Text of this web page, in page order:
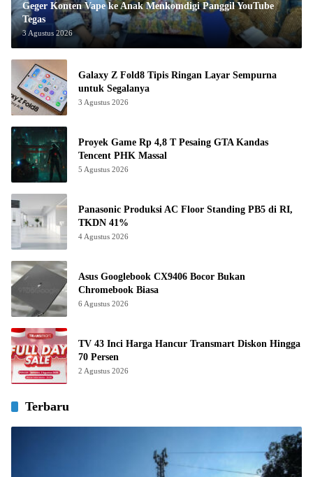
Geger Konten Vape ke Anak Menkomdigi Panggil YouTube
Tegas
3 Agustus 2026
Galaxy Z Fold8 Tipis Ringan Layar Sempurna
untuk Segalanya
3 Agustus 2026
Proyek Game Rp 4,8 T Pesaing GTA Kandas
Tencent PHK Massal
5 Agustus 2026
Panasonic Produksi AC Floor Standing PB5 di RI,
TKDN 41%
4 Agustus 2026
Asus Googlebook CX9406 Bocor Bukan
Chromebook Biasa
6 Agustus 2026
TV 43 Inci Harga Hancur Transmart Diskon Hingga
70 Persen
2 Agustus 2026
Terbaru